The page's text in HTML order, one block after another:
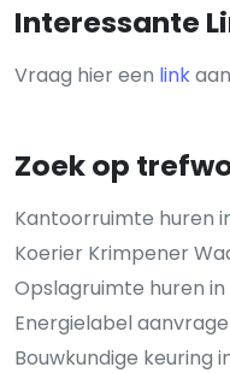
Interessante
Vraag hier een link
Zoek op
Kantoorruimte huren
Koerier Krimpener
Opslagruimte huren
Energielabel
Bouwkundige keuring